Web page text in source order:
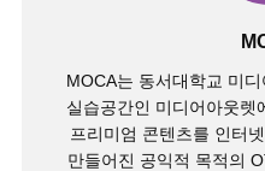
MOCA는 동서대학교 미
실습공간인 미디어아웃렛
프리미엄 콘텐츠를 인터
만들어진 공익적 목적의